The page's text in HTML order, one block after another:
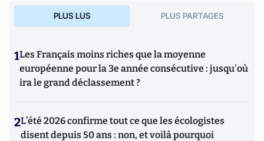
PLUS LUS PLUS PARTAGES
1Les Français moins riches que la moyenne
européenne pour la 3e année consécutive : jusqu'où
ira le grand déclassement ?
2L’été 2026 confirme tout ce que les écologistes
disent depuis 50 ans : non, et voilà pourquoi